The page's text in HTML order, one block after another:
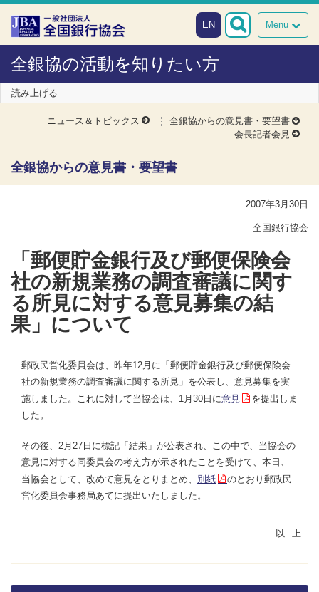
本文へスキップ
障がい者向け相談窓口
Menu
EN
全銀協の活動を知りたい方
読み上げる
ニュース＆トピックス
全銀協からの意見書・要望書
会長記者会見
全銀協からの意見書・要望書
2007年3月30日
全国銀行協会
「郵便貯金銀行及び郵便保険会
社の新規業務の調査審議に関す
る所見に対する意見募集の結
果」について
郵政民営化委員会は、昨年12月に「郵便貯金銀行及び郵便保険会
社の新規業務の調査審議に関する所見」を公表し、意見募集を実
施しました。これに対して当協会は、1月30日に意見
を提出しま
した。
その後、2月27日に標記「結果」が公表され、この中で、当協会の
意見に対する同委員会の考え方が示されたことを受けて、本日、
当協会として、改めて意見をとりまとめ、 別紙
のとおり郵政民
営化委員会事務局あてに提出いたしました。